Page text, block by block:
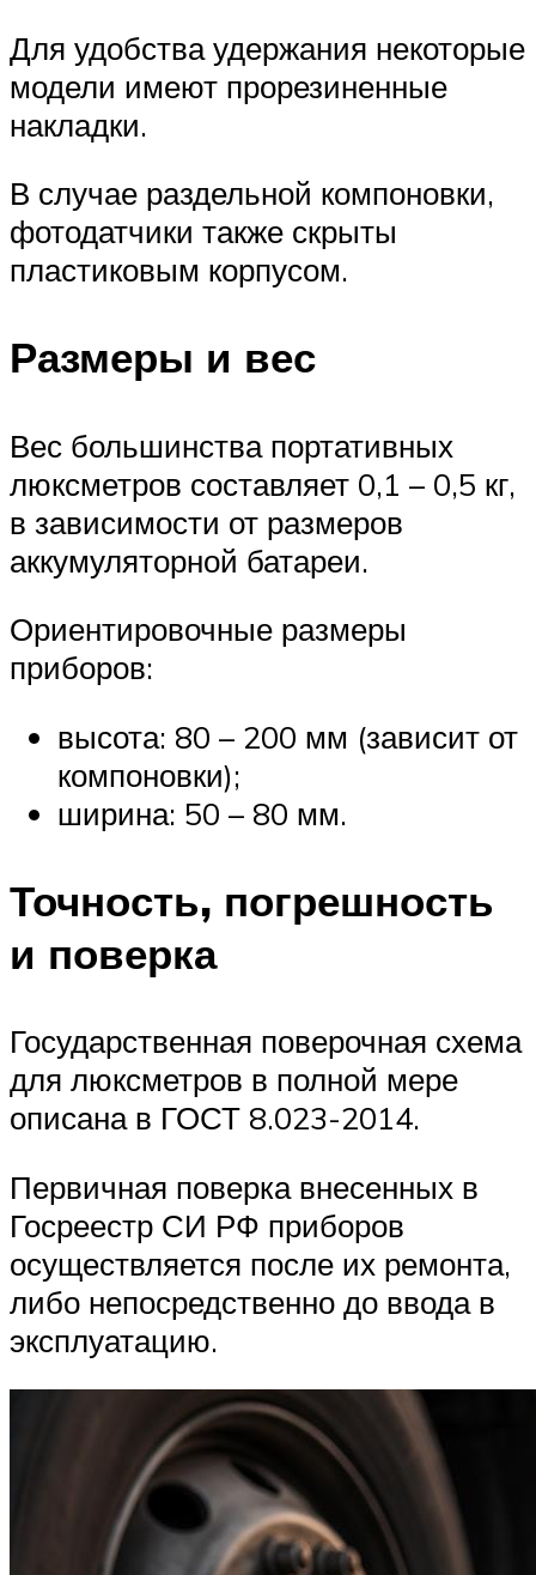
Для удобства удержания некоторые
модели имеют прорезиненные
накладки.
В случае раздельной компоновки,
фотодатчики также скрыты
пластиковым корпусом.
Размеры и вес
Вес большинства портативных
люксметров составляет 0,1 – 0,5 кг,
в зависимости от размеров
аккумуляторной батареи.
Ориентировочные размеры
приборов:
высота: 80 – 200 мм (зависит от
компоновки);
ширина: 50 – 80 мм.
Точность, погрешность
и поверка
Государственная поверочная схема
для люксметров в полной мере
описана в ГОСТ 8.023-2014.
Первичная поверка внесенных в
Госреестр СИ РФ приборов
осуществляется после их ремонта,
либо непосредственно до ввода в
эксплуатацию.